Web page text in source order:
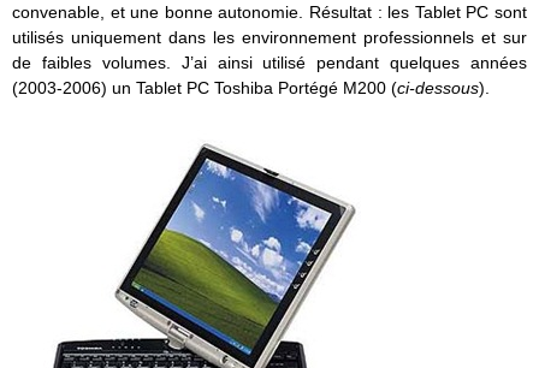
convenable, et une bonne autonomie. Résultat : les Tablet PC sont
utilisés uniquement dans les environnement professionnels et sur
de faibles volumes. J’ai ainsi utilisé pendant quelques années
(2003-2006) un Tablet PC Toshiba Portégé M200 (ci-dessous).